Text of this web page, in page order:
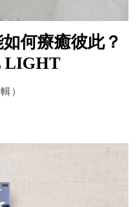
何療癒彼此？
LIGHT
）